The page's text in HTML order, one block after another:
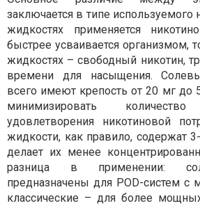
заключается в типе используемого
жидкостях применяется
быстрее усваивается организмом,
жидкостях – свободный никотин,
времени для насыщения.
всего имеют крепость от 20 мг до
минимизировать
удовлетворения никотиновой
жидкости, как правило, содержат
делает их менее
разница в применении:
предназначены для POD-систем с
классические – для более